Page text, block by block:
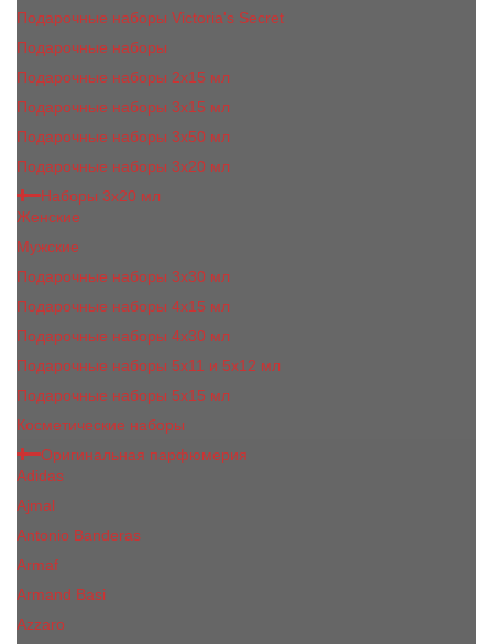
Подарочные наборы Victoria's Secret
Подарочные наборы
Подарочные наборы 2x15 мл
Подарочные наборы 3х15 мл
Подарочные наборы 3x50 мл
Подарочные наборы 3x20 мл
Наборы 3х20 мл
Женские
Мужские
Подарочные наборы 3х30 мл
Подарочные наборы 4x15 мл
Подарочные наборы 4x30 мл
Подарочные наборы 5x11 и 5х12 мл
Подарочные наборы 5x15 мл
Косметические наборы
Оригинальная парфюмерия
Adidas
Ajmal
Antonio Banderas
Armaf
Armand Basi
Azzaro